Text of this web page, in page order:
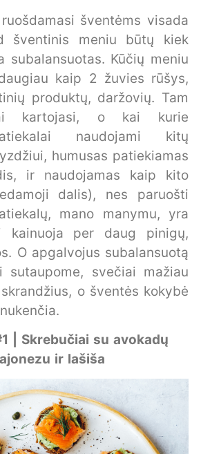
šventėms visada
šventinis meniu būtų kiek
subalansuotas. Kūčių meniu
kaip 2 žuvies rūšys,
produktų, daržovių. Tam
kartojasi, o kai kurie
naudojami kitų
humusas patiekiamas
ir naudojamas kaip kito
dalis), nes paruošti
mano manymu, yra
kainuoja per daug pinigų,
O apgalvojus subalansuotą
sutaupome, svečiai mažiau
o šventės kokybė
| Skrebučiai su avokadų
ir lašiša